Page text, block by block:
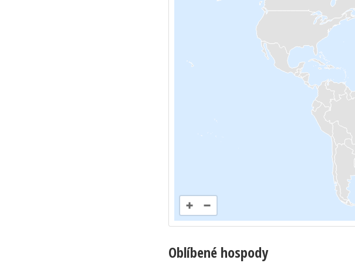
Oblíbené hospody